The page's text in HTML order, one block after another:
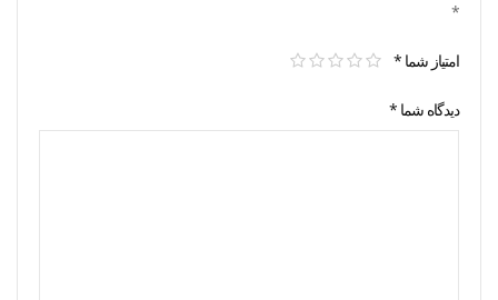
*
امتیاز شما *
دیدگاه شما *